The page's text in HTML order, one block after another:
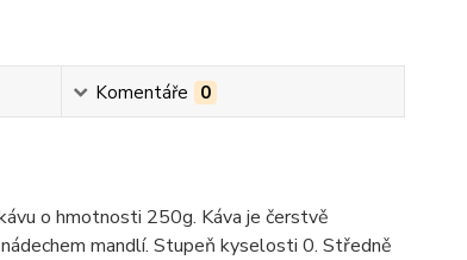
Komentáře 0
o hmotnosti 250g. Káva je čerstvě
mandlí. Stupeň kyselosti 0. Středně